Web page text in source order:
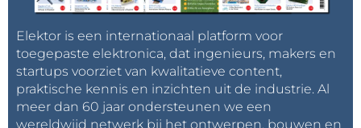
Elektor is een internationaal platform voor
toegepaste elektronica, dat ingenieurs, makers en
startups voorziet van kwalitatieve content,
praktische kennis en inzichten uit de industrie. Al
meer dan 60 jaar ondersteunen we een
wereldwijd netwerk bij het ontwerpen, bouwen en